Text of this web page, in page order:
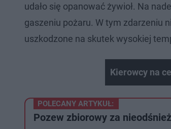
udało się opanować żywioł. Na
gaszeniu pożaru. W tym zdarzeniu
uszkodzone na skutek wysokiej
Kierowcy na
POLECANY ARTYKUŁ:
Pozew zbiorowy za